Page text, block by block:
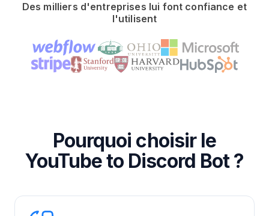
Des milliers d'entreprises lui font confiance et
l'utilisent
Pourquoi choisir le
YouTube to Discord Bot ?